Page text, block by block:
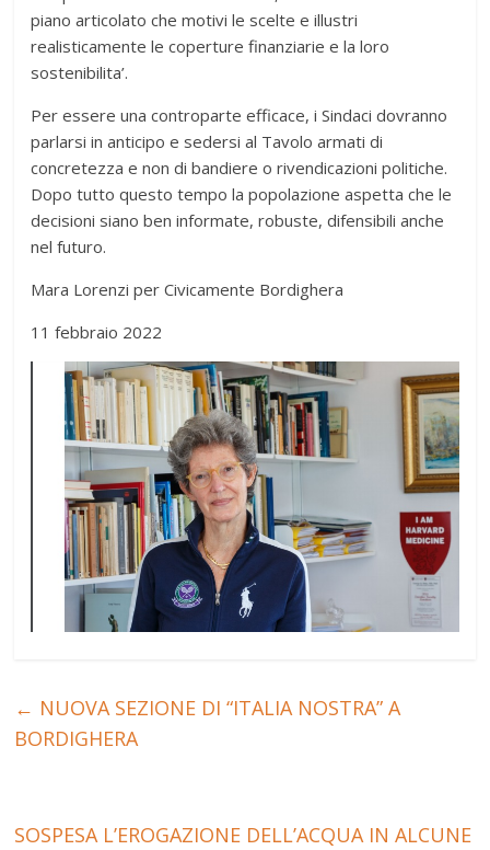
piano articolato che motivi le scelte e illustri
realisticamente le coperture finanziarie e la loro
sostenibilita’.
Per essere una controparte efficace, i Sindaci dovranno
parlarsi in anticipo e sedersi al Tavolo armati di
concretezza e non di bandiere o rivendicazioni politiche.
Dopo tutto questo tempo la popolazione aspetta che le
decisioni siano ben informate, robuste, difensibili anche
nel futuro.
Mara Lorenzi per Civicamente Bordighera
11 febbraio 2022
← NUOVA SEZIONE DI “ITALIA NOSTRA” A
BORDIGHERA
SOSPESA L’EROGAZIONE DELL’ACQUA IN ALCUNE